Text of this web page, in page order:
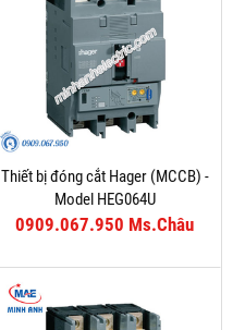
Thiết bị đóng cắt Hager (MCCB) -
Model HEG064U
0909.067.950 Ms.Châu